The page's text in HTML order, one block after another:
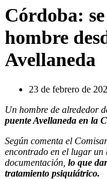
Córdoba:
hombre
Avellaneda
23 de febrero de
Un hombre de alrededor
puente Avellaneda en la
Según comenta el
encontrado en el lugar un
documentación, lo que
tratamiento psiquiátrico.